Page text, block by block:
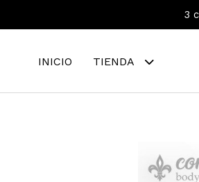
3
INICIO TIENDA